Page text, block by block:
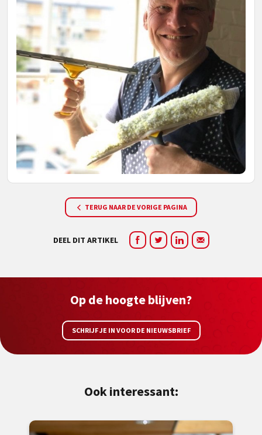
TERUG NAAR DE VORIGE PAGINA
DEEL DIT ARTIKEL
Op de hoogte blijven?
SCHRIJF JE IN VOOR DE NIEUWSBRIEF
Ook interessant: